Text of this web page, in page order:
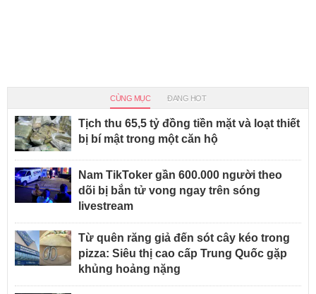
CÙNG MỤC ĐANG HOT
Tịch thu 65,5 tỷ đồng tiền mặt và loạt thiết
bị bí mật trong một căn hộ
Nam TikToker gần 600.000 người theo
dõi bị bắn tử vong ngay trên sóng
livestream
Từ quên răng giả đến sót cây kéo trong
pizza: Siêu thị cao cấp Trung Quốc gặp
khủng hoảng nặng